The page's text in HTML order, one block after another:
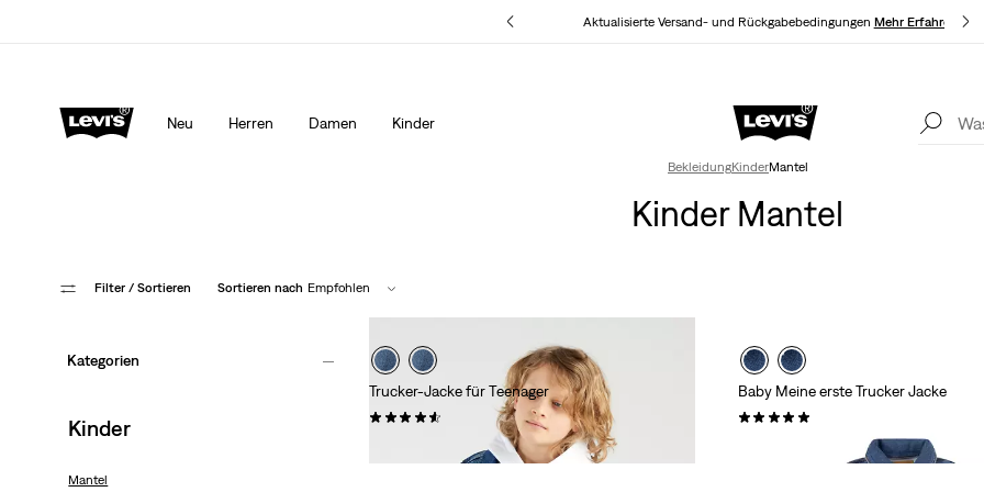
Aktualisierte Versand- und Rückgabebedingungen Mehr Erfahren
Mehr Erfahren
Neu Herren Damen Kinder
LEVI'S® APP. NUR DAS BESTE FÜR DICH.
BekleidungKinderMantel
Kinder Mantel
Filter / Sortieren Sortieren nach Empfohlen
Kategorien
Kinder
Mantel
Trucker-Jacke für Teenager
Baby Meine erste Trucker Jacke